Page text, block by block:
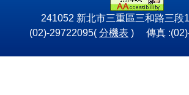
241052 新北市三重區三和路三
(02)-29722095( 分機表 ) 傳真